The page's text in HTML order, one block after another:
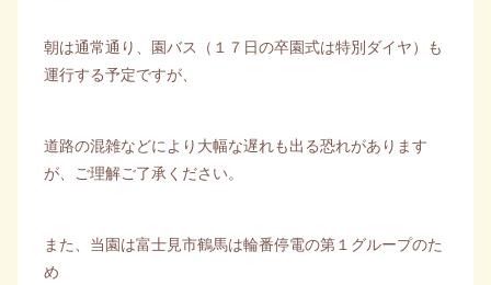
朝は通常通り、園バス（１７日の卒園式は特別ダイヤ）も
運行する予定ですが、
道路の混雑などにより大幅な遅れも出る恐れがあります
が、ご理解ご了承ください。
また、当園は富士見市鶴馬は輪番停電の第１グループのた
め